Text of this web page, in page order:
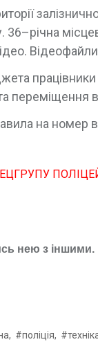
36–річна
переміщення
на
нею з іншими.
#поліція,